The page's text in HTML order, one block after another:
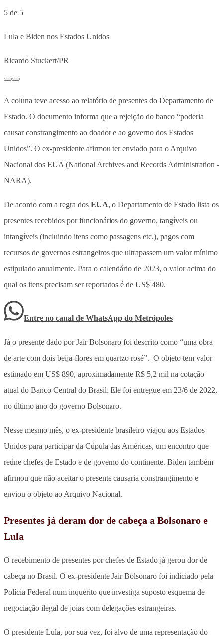
5 de 5
Lula e Biden nos Estados Unidos
Ricardo Stuckert/PR
A coluna teve acesso ao relatório de presentes do Departamento de
Estado. O documento informa que a rejeição do banco “poderia
causar constrangimento ao doador e ao governo dos Estados
Unidos”. O ex-presidente afirmou ter enviado para o Arquivo
Nacional dos EUA (National Archives and Records Administration -
NARA).
De acordo com a regra dos EUA, o Departamento de Estado lista os
presentes recebidos por funcionários do governo, tangíveis ou
intangíveis (incluindo itens como passagens etc.), pagos com
recursos de governos estrangeiros que ultrapassem um valor mínimo
estipulado anualmente. Para o calendário de 2023, o valor acima do
qual os itens precisam ser reportados é de US$ 480.
Entre no canal de WhatsApp do Metrópoles
Já o presente dado por Jair Bolsonaro foi descrito como “uma obra
de arte com dois beija-flores em quartzo rosé”. O objeto tem valor
estimado em US$ 890, aproximadamente R$ 5,2 mil na cotação
atual do Banco Central do Brasil. Ele foi entregue em 23/6 de 2022,
no último ano do governo Bolsonaro.
Nesse mesmo mês, o ex-presidente brasileiro viajou aos Estados
Unidos para participar da Cúpula das Américas, um encontro que
reúne chefes de Estado e de governo do continente. Biden também
afirmou que não aceitar o presente causaria constrangimento e
enviou o objeto ao Arquivo Nacional.
Presentes já deram dor de cabeça a Bolsonaro e
Lula
O recebimento de presentes por chefes de Estado já gerou dor de
cabeça no Brasil. O ex-presidente Jair Bolsonaro foi indiciado pela
Polícia Federal num inquérito que investiga suposto esquema de
negociação ilegal de joias com delegações estrangeiras.
O presidente Lula, por sua vez, foi alvo de uma representação do